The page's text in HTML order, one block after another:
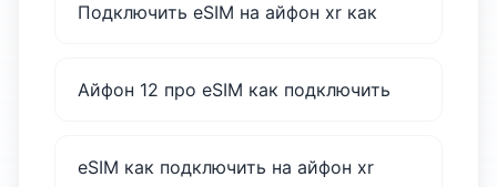
Подключить eSIM на айфон xr как
Айфон 12 про eSIM как подключить
eSIM как подключить на айфон xr